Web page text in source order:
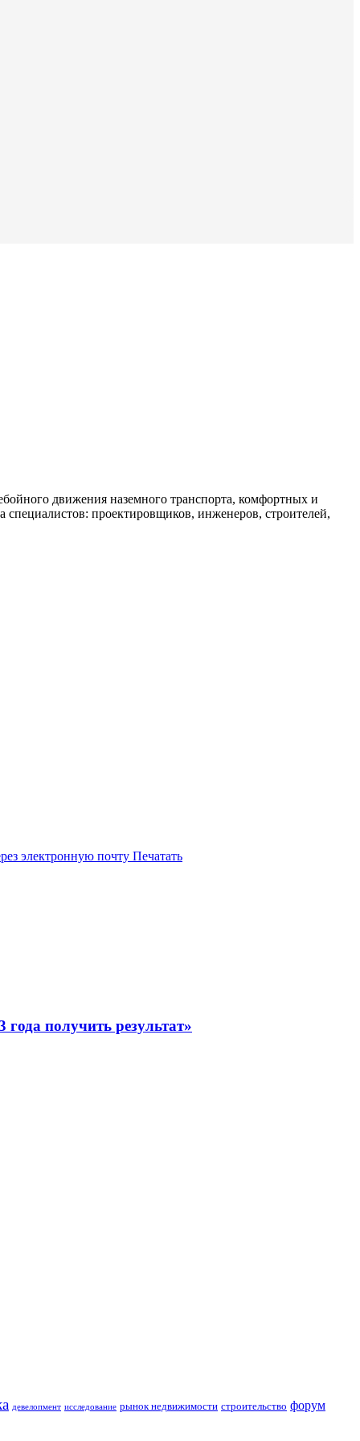
движения наземного транспорта, комфортных и
проектировщиков, инженеров, строителей,
электронную почту Печатать
получить результат»
девелопмент исследование рынок недвижимости строительство форум